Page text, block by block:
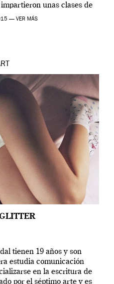
unas clases de
el Tate […]
— VER MÁS
tienen 19 años y son
estudia comunicación
en la escritura de
por el séptimo arte y es